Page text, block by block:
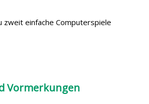
zweit einfache Computerspiele
Vormerkungen